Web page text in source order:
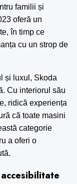
familii și
oferă un
în timp ce
cu un strop de
și luxul, Skoda
Cu interiorul său
ridică experiența
că toate masini
categorie
a oferi o